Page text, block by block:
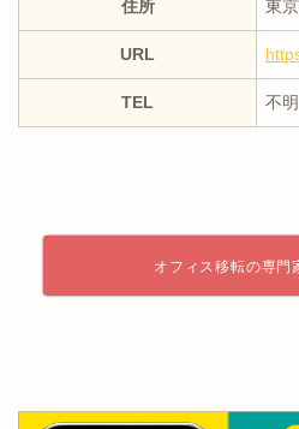
住所 東
URL
TEL 不明
オフィス移転の専門